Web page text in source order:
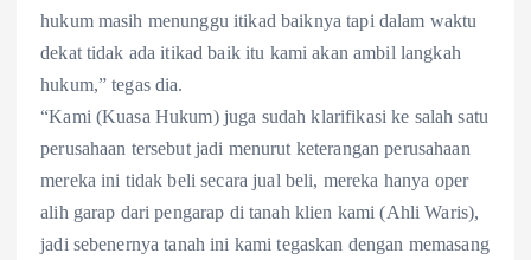
hukum masih menunggu itikad baiknya tapi dalam waktu
dekat tidak ada itikad baik itu kami akan ambil langkah
hukum,” tegas dia.
“Kami (Kuasa Hukum) juga sudah klarifikasi ke salah satu
perusahaan tersebut jadi menurut keterangan perusahaan
mereka ini tidak beli secara jual beli, mereka hanya oper
alih garap dari pengarap di tanah klien kami (Ahli Waris),
jadi sebenernya tanah ini kami tegaskan dengan memasang